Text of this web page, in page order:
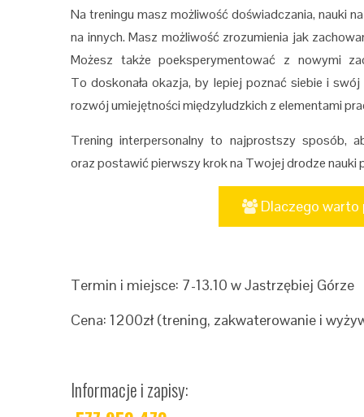
Na treningu masz możliwość doświadczania, nauki
na innych. Masz możliwość zrozumienia jak
Możesz także poeksperymentować z nowymi
To doskonała okazja, by lepiej poznać siebie i
rozwój umiejętności międzyludzkich z elementami
Trening interpersonalny to najprostszy sposób,
oraz postawić pierwszy krok na Twojej drodze nauki
Dlaczego warto
Termin i miejsce: 7-13.10 w Jastrzębiej Górze
Cena: 1200zł (trening, zakwaterowanie i
Informacje i zapisy: